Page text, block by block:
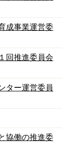
成事業運営委
回推進委員会
ター運営委員
協働の推進委